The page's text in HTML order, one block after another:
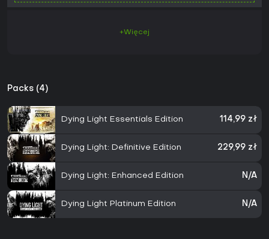
+Więcej
Packs (4)
Dying Light Essentials Edition 114,99 zł
Dying Light: Definitive Edition 229,99 zł
Dying Light: Enhanced Edition N/A
Dying Light Platinum Edition N/A